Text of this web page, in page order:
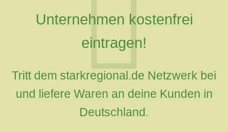
Unternehmen kostenfrei
eintragen!
Tritt dem starkregional.de Netzwerk bei
und liefere Waren an deine Kunden in
Deutschland.